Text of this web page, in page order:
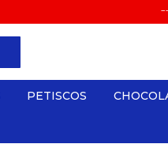
PETISCOS